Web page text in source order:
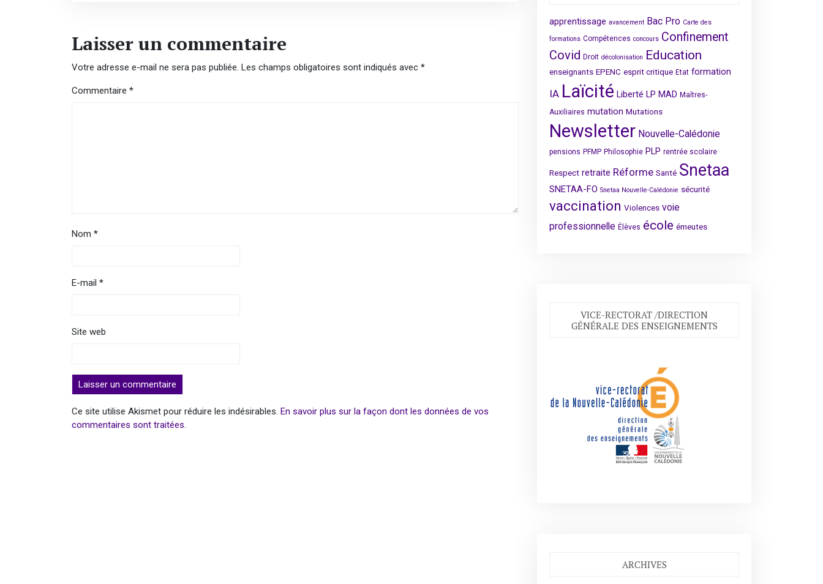
Laisser un commentaire
Votre adresse e-mail ne sera pas publiée. Les champs obligatoires sont indiqués avec *
Commentaire *
Nom *
E-mail *
Site web
Ce site utilise Akismet pour réduire les indésirables. En savoir plus sur la façon dont les données de vos
commentaires sont traitées.
apprentissage avancement Bac Pro Carte des
formations Compétences concours Confinement
Covid Droit décolonisation Education
enseignants EPENC esprit critique Etat formation
IA Laïcité Liberté LP MAD Maîtres-
Auxiliaires mutation Mutations
Newsletter Nouvelle-Calédonie
pensions PFMP Philosophie PLP rentrée scolaire
Respect retraite Réforme Santé Snetaa
SNETAA-FO Snetaa Nouvelle-Calédonie sécurité
vaccination Violences voie
professionnelle Élèves école émeutes
VICE-RECTORAT /DIRECTION
GÉNÉRALE DES ENSEIGNEMENTS
ARCHIVES